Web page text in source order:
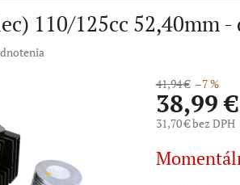
110/125cc 52,40mm
41,94 € –7 %
38,99
31,70 € bez DPH
cena: